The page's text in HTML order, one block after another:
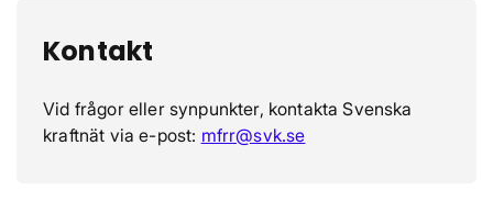
Kontakt
Vid frågor eller synpunkter, kontakta Svenska
kraftnät via e-post: mfrr@svk.se